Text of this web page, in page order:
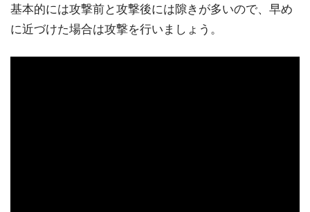
基本的には攻撃前と攻撃後には隙きが多いので、早め
に近づけた場合は攻撃を行いましょう。